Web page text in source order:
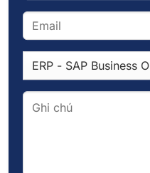
Doanh nghiệp có thể
trong nhiều tình
hoạt động và nâng
Phân bổ tài
Cloud Computing